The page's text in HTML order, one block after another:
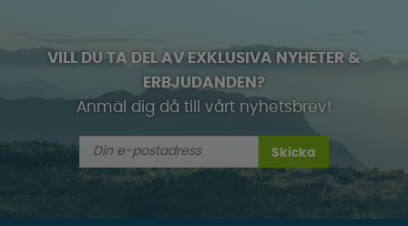
VILL DU TA DEL AV EXKLUSIVA NYHETER &
ERBJUDANDEN?
Anmäl dig då till vårt nyhetsbrev!
Skicka